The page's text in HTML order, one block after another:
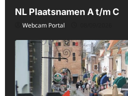
NL Plaatsnamen A t/m C
Webcam Portal